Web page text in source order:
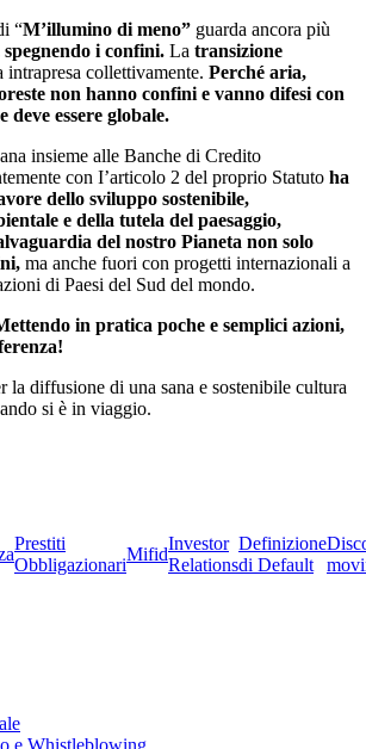
“M’illumino di meno” guarda ancora più
i confini. La transizione
intrapresa collettivamente. Perché aria,
non hanno confini e vanno difesi con
deve essere globale.
insieme alle Banche di Credito
con I’articolo 2 del proprio Statuto ha
dello sviluppo sostenibile,
e della tutela del paesaggio,
del nostro Pianeta non solo
ma anche fuori con progetti internazionali a
di Paesi del Sud del mondo.
in pratica poche e semplici azioni,
diffusione di una sana e sostenibile cultura
si è in viaggio.
Prestiti
Obbligazionari
Mifid
Investor
Relations
Definizione
di Default
e Whistleblowing